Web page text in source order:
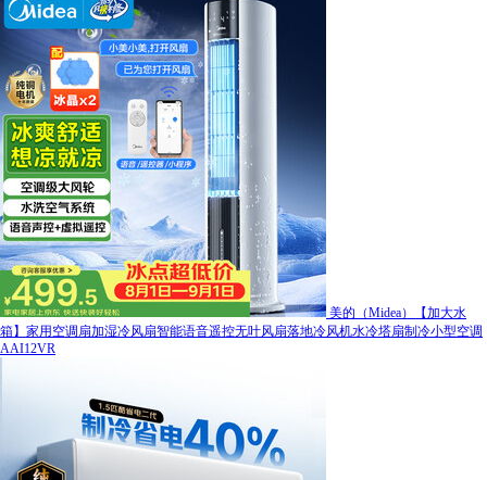
美的（Midea）【加大水
箱】家用空调扇加湿冷风扇智能语音遥控无叶风扇落地冷风机水冷塔扇制冷小型空调
AAI12VR